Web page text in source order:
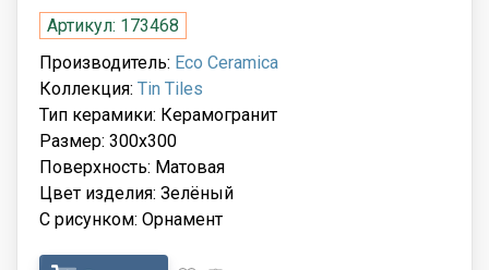
Артикул: 173468
Производитель: Eco Ceramica
Коллекция: Tin Tiles
Тип керамики: Керамогранит
Размер: 300x300
Поверхность: Матовая
Цвет изделия: Зелёный
С рисунком: Орнамент